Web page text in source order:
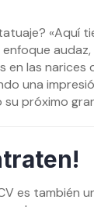
«Aquí
las
una
próximo
es también